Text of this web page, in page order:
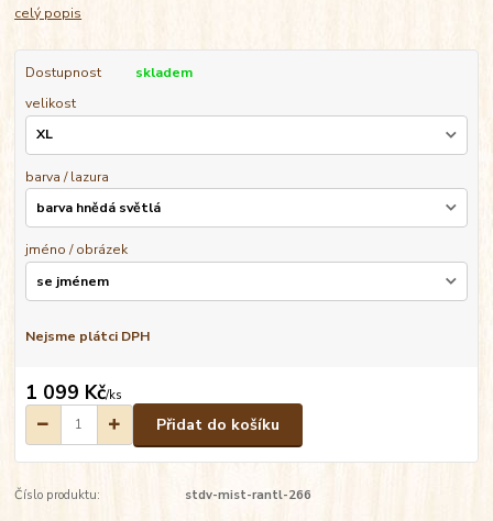
celý popis
Dostupnost
skladem
velikost
barva / lazura
jméno / obrázek
Nejsme plátci DPH
1 099 Kč/ks
Přidat do košíku
Číslo produktu: stdv-mist-rantl-266